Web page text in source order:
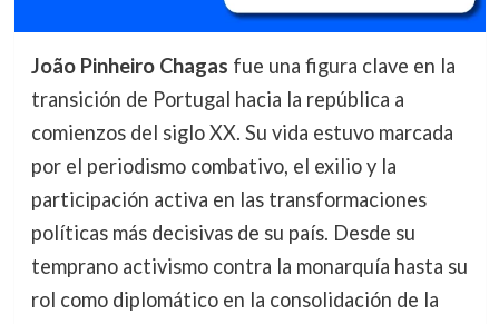
João Pinheiro Chagas fue una figura clave en la
transición de Portugal hacia la república a
comienzos del siglo XX. Su vida estuvo marcada
por el periodismo combativo, el exilio y la
participación activa en las transformaciones
políticas más decisivas de su país. Desde su
temprano activismo contra la monarquía hasta su
rol como diplomático en la consolidación de la